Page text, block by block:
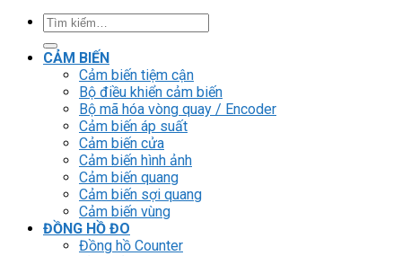
Tìm
kiếm:
CẢM BIẾN
Cảm biến tiệm cận
Bộ điều khiển cảm biến
Bộ mã hóa vòng quay / Encoder
Cảm biến áp suất
Cảm biến cửa
Cảm biến hình ảnh
Cảm biến quang
Cảm biến sợi quang
Cảm biến vùng
ĐỒNG HỒ ĐO
Đồng hồ Counter